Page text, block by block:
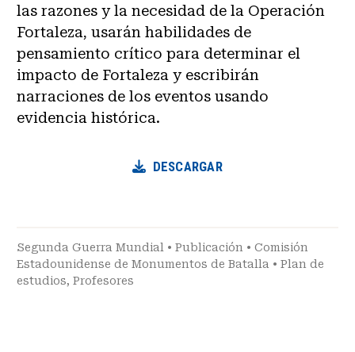
las razones y la necesidad de la Operación
Fortaleza, usarán habilidades de
pensamiento crítico para determinar el
impacto de Fortaleza y escribirán
narraciones de los eventos usando
evidencia histórica.
DESCARGAR
Segunda Guerra Mundial • Publicación • Comisión
Estadounidense de Monumentos de Batalla • Plan de
estudios, Profesores